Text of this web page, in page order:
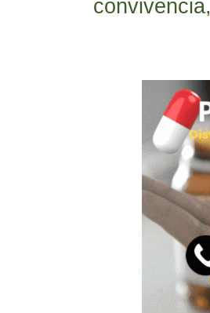
convivencia,